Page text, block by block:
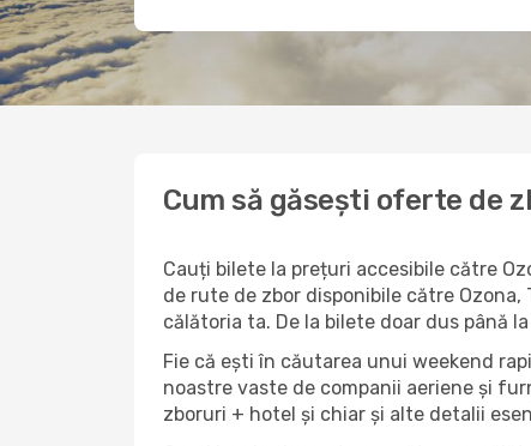
Cum să găsești oferte de
Cauți bilete la prețuri accesibile către
de rute de zbor disponibile către
călătoria ta. De la bilete doar dus până
Fie că ești în căutarea unui weekend
noastre vaste de companii aeriene și
zboruri + hotel și chiar și alte detalii